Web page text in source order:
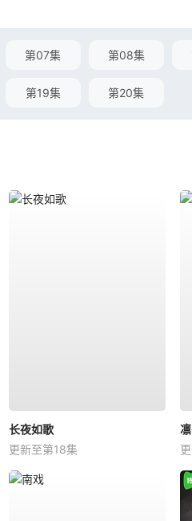
第07集 第08集
第19集 第20集
长夜如歌
更新至第18集